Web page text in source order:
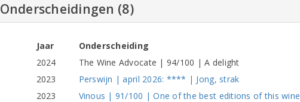
Onderscheidingen (8)
Jaar
Onderscheiding
2024
The Wine Advocate | 94/100 | A delight
2023
Perswijn | april 2026: **** | Jong, strak
2023
Vinous | 91/100 | One of the best editions of this wine